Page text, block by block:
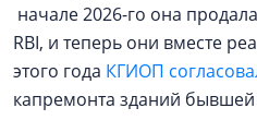
начале 2026-го она
RBI, и теперь они вместе
этого года КГИОП
капремонта зданий